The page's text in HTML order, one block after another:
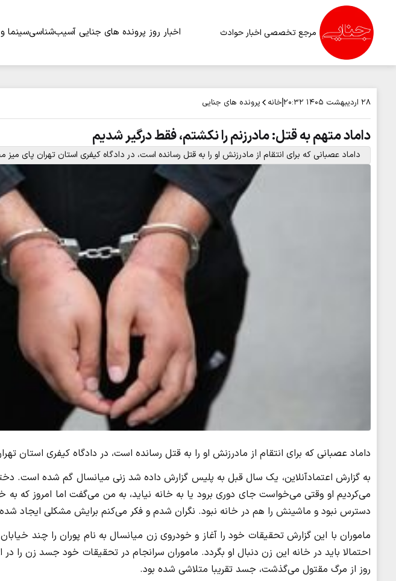
مرجع تخصصی اخبار حوادث اخبار روز پرونده های جنایی آسیب‌شناسیسینما
۲۸ اردیبهشت ۱۴۰۵ ۲۰:۳۲ خانه پرونده های جنایی
داماد متهم به قتل: مادرزنم را نکشتم، فقط درگیر شدیم
داماد عصبانی که برای انتقام از مادرزنش او را به قتل رسانده است، در دادگاه کیفری استان تهران پای
داماد عصبانی که برای انتقام از مادرزنش او را به قتل رسانده است، در دادگاه کیفری استان
به گزارش اعتمادآنلاین، یک سال قبل به پلیس گزارش داده شد زنی میانسال گم شده است.
می‌کردیم او وقتی می‌خواست جای دوری برود یا به خانه نیاید، به من می‌گفت اما امروز که
دسترس نبود و ماشینش را هم در خانه نبود. نگران شدم و فکر می‌کنم برایش مشکلی ایجاد
ماموران با این گزارش تحقیقات خود را آغاز و خودروی زن میانسال به نام پوران را چند
احتمالا باید در خانه این زن دنبال او بگردد. ماموران سرانجام در تحقیقات خود جسد زن را در
روز از مرگ مقتول می‌گذشت، جسد تقریبا متلاشی شده بود.